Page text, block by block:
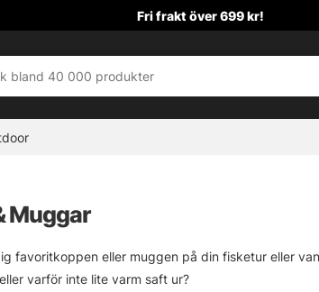
Fri frakt över 699 kr!
Muggar
favoritkoppen eller muggen på din fisketur eller
varför inte lite varm saft ur?